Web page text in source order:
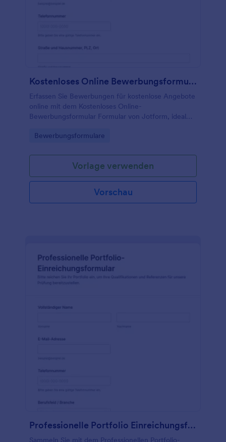
Kostenloses Online Bewerbungsformular
Erfassen Sie Bewerbungen für kostenlose Angebote
online mit dem Kostenloses Online-
Bewerbungsformular Formular von Jotform, ideal
vereinheitlichen und Formularantworten zentral
Go to Category:
Bewerbungsformulare
Vorlage verwenden
Vorschau
Professionelle Portfolio Einreichungsformular
Sammeln Sie mit dem Professionellen Portfolio-